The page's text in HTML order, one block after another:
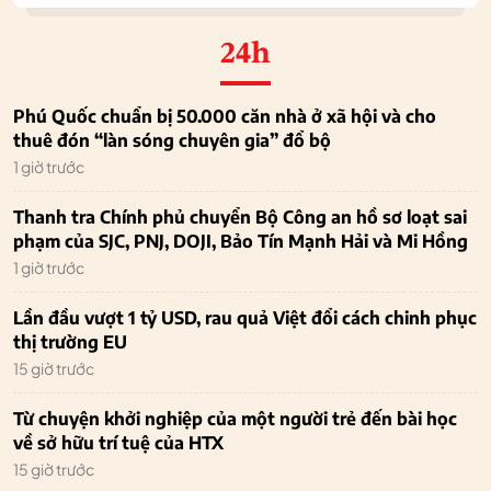
24h
Phú Quốc chuẩn bị 50.000 căn nhà ở xã hội và cho
thuê đón “làn sóng chuyên gia” đổ bộ
1 giờ trước
Thanh tra Chính phủ chuyển Bộ Công an hồ sơ loạt sai
phạm của SJC, PNJ, DOJI, Bảo Tín Mạnh Hải và Mi Hồng
1 giờ trước
Lần đầu vượt 1 tỷ USD, rau quả Việt đổi cách chinh phục
thị trường EU
15 giờ trước
Từ chuyện khởi nghiệp của một người trẻ đến bài học
về sở hữu trí tuệ của HTX
15 giờ trước